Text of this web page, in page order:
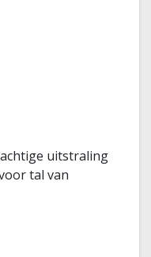
uitstraling
tal van